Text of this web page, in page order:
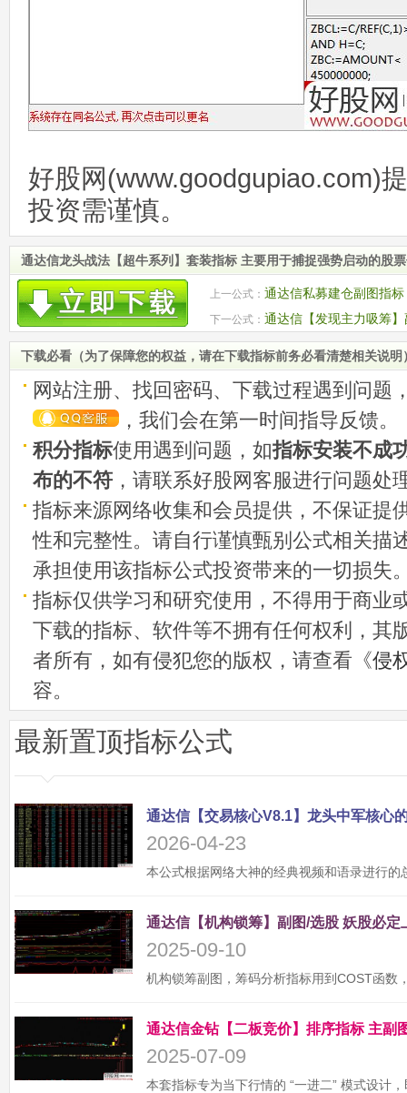
好股网(www.goodgupiao.com)
投资需谨慎。
通达信龙头战法【超牛系列】套装指标 主要用于捕捉强势启动的股
上一公式： 通达信私募建仓副图指
提示 源码
下一公式： 通达信【发现主力吸筹
资金的筹码分布情况
下载必看（为了保障您的权益，请在下载指标前务必看清楚相关说明
网站注册、找回密码、下载过程遇到问题
，我们会在第一时间指导反馈。
积分指标使用遇到问题，如指标安装不成
布的不符 ，请联系好股网客服进行问题处
指标来源网络收集和会员提供，不保证提
性和完整性。请自行谨慎甄别公式相关描
承担使用该指标公式投资带来的一切损失
指标仅供学习和研究使用，不得用于商业
下载的指标、软件等不拥有任何权利，其
者所有，如有侵犯您的版权，请查看《侵
容。
最新置顶指标公式
2026-04-23
2025-09-10
2025-07-09